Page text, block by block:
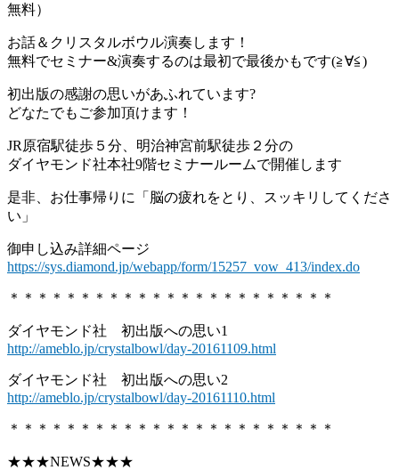
無料）
お話＆クリスタルボウル演奏します！
無料でセミナー&演奏するのは最初で最後かもです(≧∀≦)
初出版の感謝の思いがあふれています?
どなたでもご参加頂けます！
JR原宿駅徒歩５分、明治神宮前駅徒歩２分の
ダイヤモンド社本社9階セミナールームで開催します
是非、お仕事帰りに「脳の疲れをとり、スッキリしてくださ
い」
御申し込み詳細ページ
https://sys.diamond.jp/webapp/form/15257_vow_413/index.do
＊＊＊＊＊＊＊＊＊＊＊＊＊＊＊＊＊＊＊＊＊＊＊
ダイヤモンド社 初出版への思い1
http://ameblo.jp/crystalbowl/day-20161109.html
ダイヤモンド社 初出版への思い2
http://ameblo.jp/crystalbowl/day-20161110.html
＊＊＊＊＊＊＊＊＊＊＊＊＊＊＊＊＊＊＊＊＊＊＊
★★★NEWS★★★